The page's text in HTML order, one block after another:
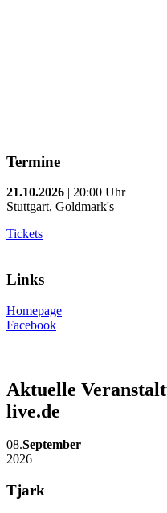
Termine
21.10.2026 | 20:00 Uhr
Stuttgart, Goldmark's
Tickets
Links
Homepage
Facebook
Aktuelle
live.de
08.September
2026
Tjark